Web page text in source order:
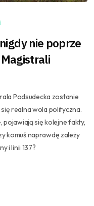
nie poprze
Podsudecka zostanie
realna wola polityczna.
pojawiają się kolejne fakty,
komuś naprawdę zależy
i linii 137?